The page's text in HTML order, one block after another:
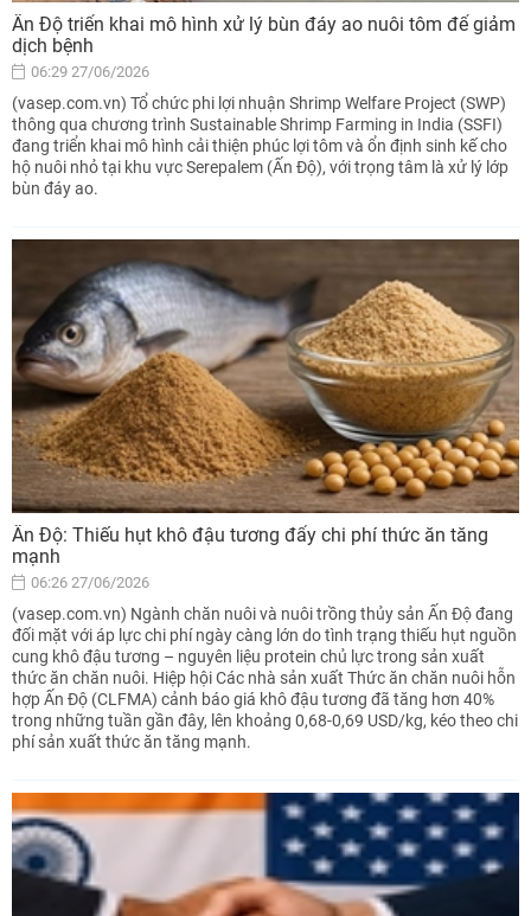
Ấn Độ triển khai mô hình xử lý bùn đáy ao nuôi tôm để giảm
dịch bệnh
06:29 27/06/2026
(vasep.com.vn) Tổ chức phi lợi nhuận Shrimp Welfare Project (SWP)
thông qua chương trình Sustainable Shrimp Farming in India (SSFI)
đang triển khai mô hình cải thiện phúc lợi tôm và ổn định sinh kế cho
hộ nuôi nhỏ tại khu vực Serepalem (Ấn Độ), với trọng tâm là xử lý lớp
bùn đáy ao.
Ấn Độ: Thiếu hụt khô đậu tương đẩy chi phí thức ăn tăng
mạnh
06:26 27/06/2026
(vasep.com.vn) Ngành chăn nuôi và nuôi trồng thủy sản Ấn Độ đang
đối mặt với áp lực chi phí ngày càng lớn do tình trạng thiếu hụt nguồn
cung khô đậu tương – nguyên liệu protein chủ lực trong sản xuất
thức ăn chăn nuôi. Hiệp hội Các nhà sản xuất Thức ăn chăn nuôi hỗn
hợp Ấn Độ (CLFMA) cảnh báo giá khô đậu tương đã tăng hơn 40%
trong những tuần gần đây, lên khoảng 0,68-0,69 USD/kg, kéo theo chi
phí sản xuất thức ăn tăng mạnh.